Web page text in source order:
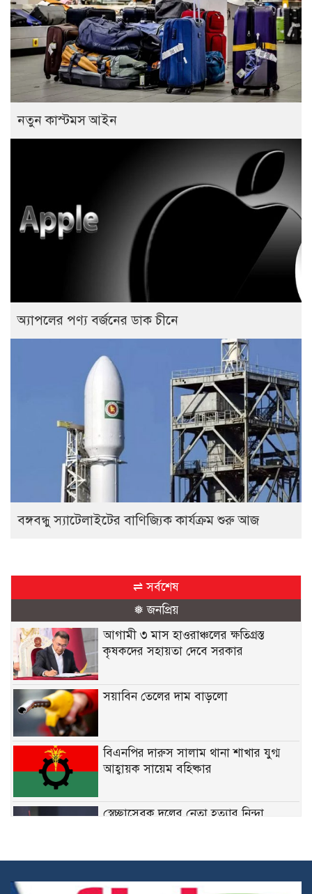
নতুন কাস্টমস আইন
অ্যাপলের পণ্য বর্জনের ডাক চীনে
বঙ্গবন্ধু স্যাটেলাইটের বাণিজ্যিক কার্যক্রম শুরু আজ
⇌ সর্বশেষ
❅ জনপ্রিয়
আগামী ৩ মাস হাওরাঞ্চলের ক্ষতিগ্রস্ত
কৃষকদের সহায়তা দেবে সরকার
সয়াবিন তেলের দাম বাড়লো
বিএনপির দারুস সালাম থানা শাখার যুগ্ম
আহ্বায়ক সায়েম বহিষ্কার
স্বেচ্ছাসেবক দলের নেতা হত্যার নিন্দা
নির্দিষ্ট ফেডারেল চাকরিতে ডিগ্রির